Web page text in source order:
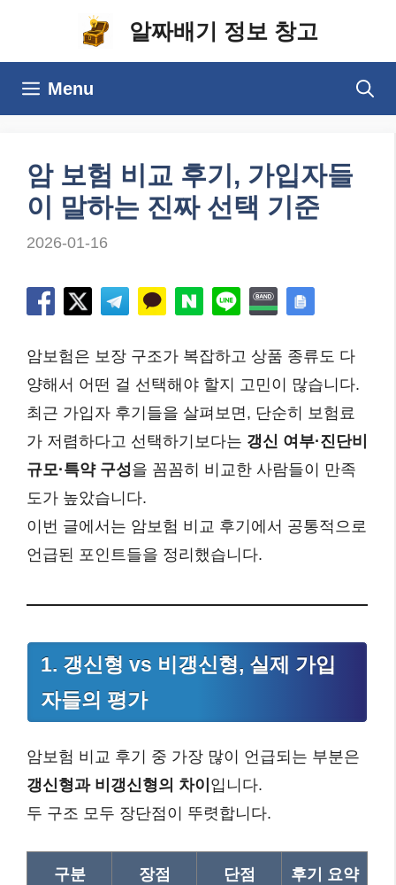
알짜배기 정보 창고
Menu
암 보험 비교 후기, 가입자들
이 말하는 진짜 선택 기준
2026-01-16
암보험은 보장 구조가 복잡하고 상품 종류도 다
양해서 어떤 걸 선택해야 할지 고민이 많습니다.
최근 가입자 후기들을 살펴보면, 단순히 보험료
가 저렴하다고 선택하기보다는 갱신 여부·진단비
규모·특약 구성을 꼼꼼히 비교한 사람들이 만족
도가 높았습니다.
이번 글에서는 암보험 비교 후기에서 공통적으로
언급된 포인트들을 정리했습니다.
1. 갱신형 vs 비갱신형, 실제 가입
자들의 평가
암보험 비교 후기 중 가장 많이 언급되는 부분은
갱신형과 비갱신형의 차이 입니다.
두 구조 모두 장단점이 뚜렷합니다.
구분 장점 단점 후기 요약